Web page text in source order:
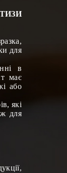
для
в
має
або
які
для